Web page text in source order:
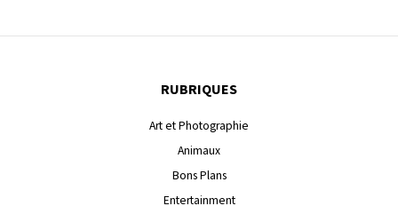
RUBRIQUES
Art et Photographie
Animaux
Bons Plans
Entertainment